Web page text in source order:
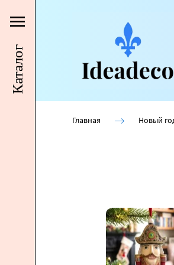
Каталог
Главная Новый